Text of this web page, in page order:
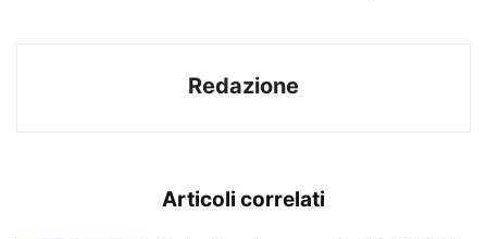
Redazione
Articoli correlati